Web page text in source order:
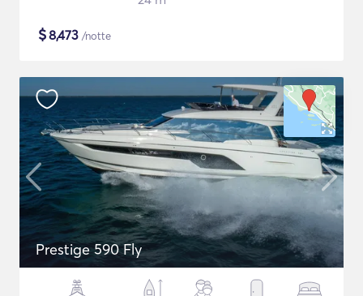
$8,473 /notte
Prestige 590 Fly